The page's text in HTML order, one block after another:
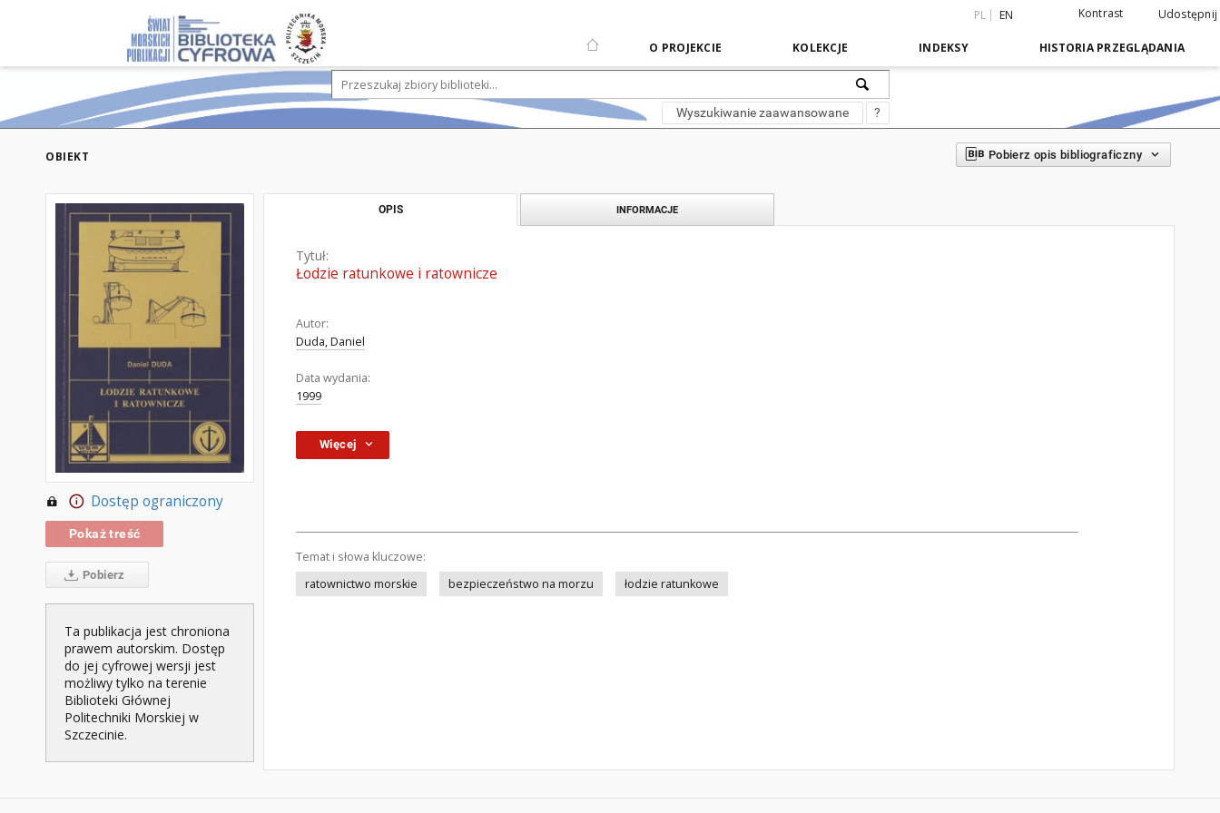
PL EN Kontrast Udostępnij
O PROJEKCIE KOLEKCJE INDEKSY HISTORIA PRZEGLĄDANIA
Wyszukiwanie zaawansowane ?
OBIEKT Pobierz opis bibliograficzny
Dostęp ograniczony
Pokaż treść
Pobierz
Ta publikacja jest chroniona
prawem autorskim. Dostęp
do jej cyfrowej wersji jest
możliwy tylko na terenie
Biblioteki Głównej
Politechniki Morskiej w
Szczecinie.
OPIS INFORMACJE
Tytuł:
Łodzie ratunkowe i ratownicze
Autor:
Duda, Daniel
Data wydania:
1999
Więcej
Temat i słowa kluczowe:
ratownictwo morskie
bezpieczeństwo na morzu łodzie ratunkowe